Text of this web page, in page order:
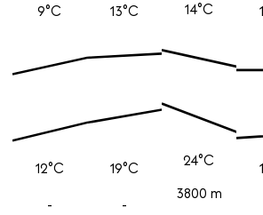
9°C
12°C
-
13°C
19°C
-
14°C
24°C
3800 m